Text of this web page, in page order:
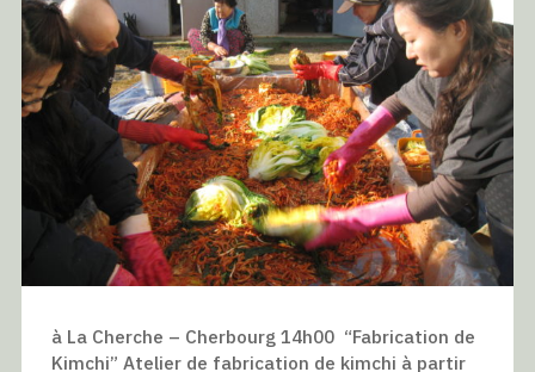
à La Cherche – Cherbourg 14h00 “Fabrication de
Kimchi” Atelier de fabrication de kimchi à partir